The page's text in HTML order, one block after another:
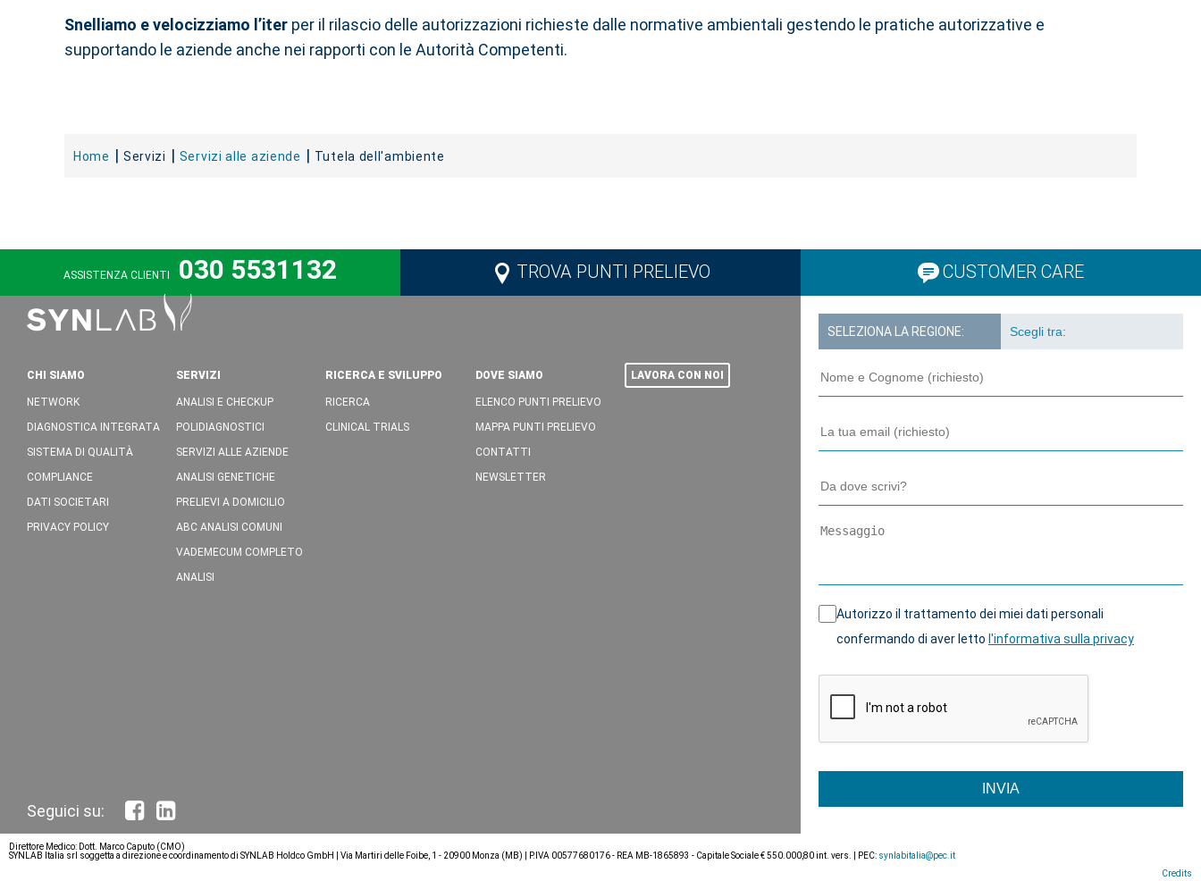
Snelliamo e velocizziamo l’iter per il rilascio delle autorizzazioni richieste dalle normative ambientali gestendo le pratiche autorizzative e
supportando le aziende anche nei rapporti con le Autorità Competenti.
Home Servizi Servizi alle aziende Tutela dell'ambiente
ASSISTENZA CLIENTI 030 5531132 TROVA PUNTI PRELIEVO CUSTOMER CARE
SELEZIONA LA REGIONE:
Autorizzo il trattamento dei miei dati personali
confermando di aver letto l'informativa sulla privacy
INVIA
CHI SIAMO
NETWORK
DIAGNOSTICA INTEGRATA
SISTEMA DI QUALITÀ
COMPLIANCE
DATI SOCIETARI
PRIVACY POLICY
SERVIZI
ANALISI E CHECKUP
POLIDIAGNOSTICI
SERVIZI ALLE AZIENDE
ANALISI GENETICHE
PRELIEVI A DOMICILIO
ABC ANALISI COMUNI
VADEMECUM COMPLETO
ANALISI
RICERCA E SVILUPPO
RICERCA
CLINICAL TRIALS
DOVE SIAMO
ELENCO PUNTI PRELIEVO
MAPPA PUNTI PRELIEVO
CONTATTI
NEWSLETTER
LAVORA CON NOI
Direttore Medico: Dott. Marco Caputo (CMO)
SYNLAB Italia srl soggetta a direzione e coordinamento di SYNLAB Holdco GmbH | Via Martiri delle Foibe, 1 - 20900 Monza (MB) | P.IVA 00577680176 - REA MB-1865893 - Capitale Sociale € 550.000,80 int. vers. | PEC: synlabitalia@pec.it
Credits